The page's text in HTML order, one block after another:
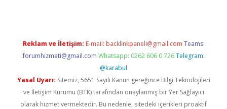
Reklam ve İletişim: E-mail: backlinkpaneli@gmail.com Teams:
forumhizmeti@gmail.com Whatsapp: 0262 606 0 726 Telegram:
@karabul
Yasal Uyarı: Sitemiz, 5651 Sayılı Kanun gereğince Bilgi Teknolojileri
ve İletişim Kurumu (BTK) tarafından onaylanmış bir Yer Sağlayıcı
olarak hizmet vermektedir. Bu nedenle, sitedeki içerikleri proaktif